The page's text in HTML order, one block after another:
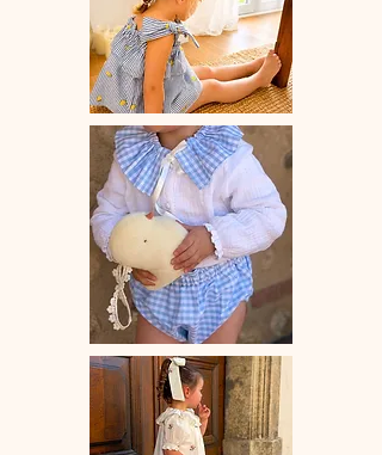
Vendue à l'unité